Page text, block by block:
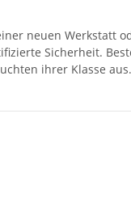
neuen Werkstatt
Sicherheit.
ihrer Klasse aus.